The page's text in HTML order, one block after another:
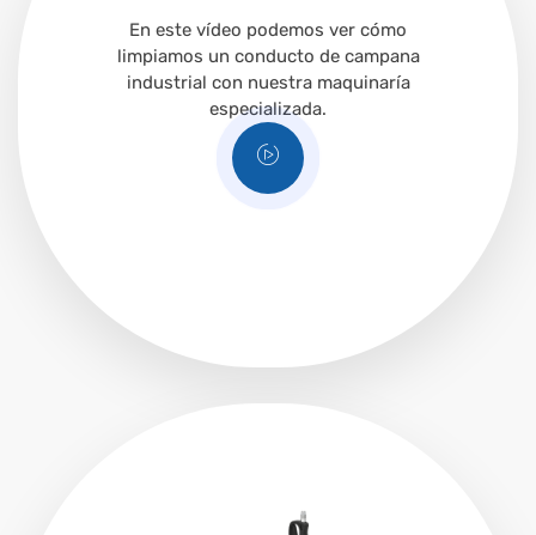
En este vídeo podemos ver cómo
limpiamos un conducto de campana
industrial con nuestra maquinaría
especializada.